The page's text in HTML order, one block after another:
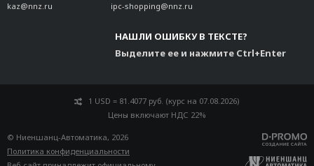
kaz@nnz.ru ipc-shopping@nnz.ru
НАШЛИ ОШИБКУ В ТЕКСТЕ?
Выделите ее и нажмите Ctrl+Enter
1 USD = 81.4077 руб. (курс на 07.08.2026)
Цены включают НДС 22%
© Ниеншанц-Автоматика, 2026
Политика конфиденциальности